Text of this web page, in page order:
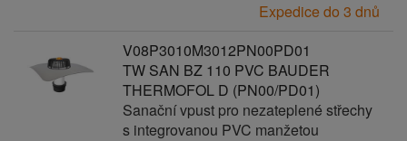
Expedice do 3 dnů
V08P3010M3012PN00PD01
TW SAN BZ 110 PVC BAUDER
THERMOFOL D (PN00/PD01)
Sanační vpust pro nezateplené střechy
s integrovanou PVC manžetou